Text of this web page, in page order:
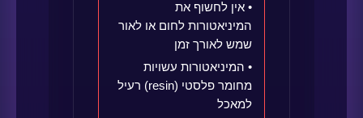
• אין לחשוף את
המיניאטורות לחום או לאור
שמש לאורך זמן
• המיניאטורות עשויות
מחומר פלסטי (resin) רעיל
למאכל